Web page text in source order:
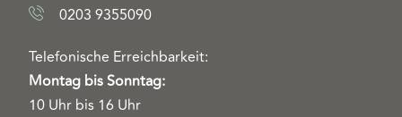
0203 9355090
Telefonische Erreichbarkeit:
Montag bis Sonntag:
10 Uhr bis 16 Uhr